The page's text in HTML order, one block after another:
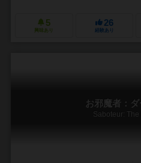
5
興味あり
26
経験あり
お邪魔者：
Saboteur: